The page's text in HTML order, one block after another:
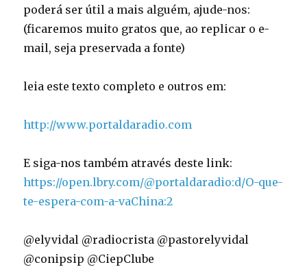
poderá ser útil a mais alguém, ajude-nos:
(ficaremos muito gratos que, ao replicar o e-
mail, seja preservada a fonte)
leia este texto completo e outros em:
http://www.portaldaradio.com
E siga-nos também através deste link:
https://open.lbry.com/@portaldaradio:d/O-que-
te-espera-com-a-vaChina:2
@elyvidal @radiocrista @pastorelyvidal
@conipsip @CiepClube